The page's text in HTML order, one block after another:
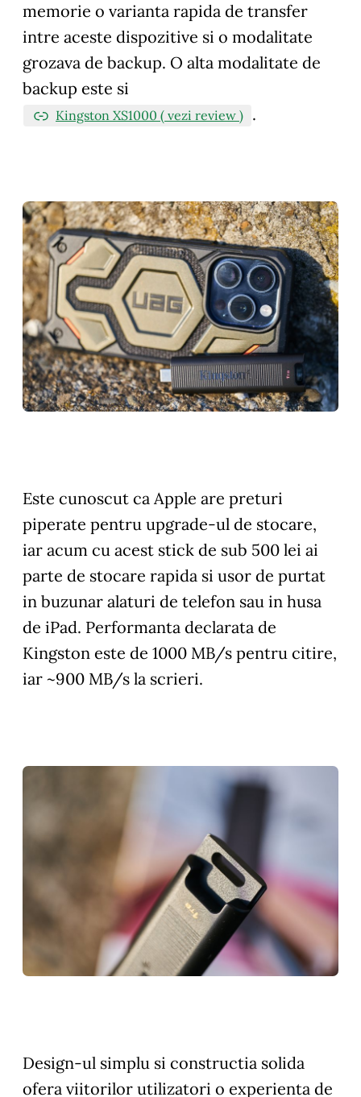
memorie o varianta rapida de transfer
intre aceste dispozitive si o modalitate
grozava de backup. O alta modalitate de
backup este si
Kingston XS1000 ( vezi review ) .
Este cunoscut ca Apple are preturi
piperate pentru upgrade-ul de stocare,
iar acum cu acest stick de sub 500 lei ai
parte de stocare rapida si usor de purtat
in buzunar alaturi de telefon sau in husa
de iPad. Performanta declarata de
Kingston este de 1000 MB/s pentru citire,
iar ~900 MB/s la scrieri.
Design-ul simplu si constructia solida
ofera viitorilor utilizatori o experienta de